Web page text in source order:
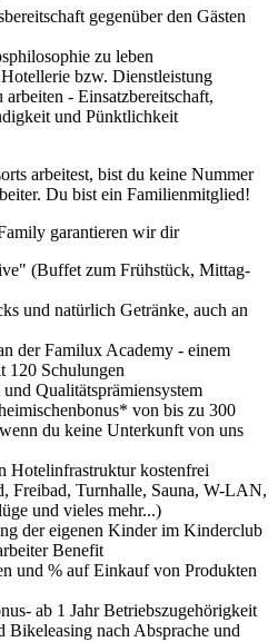
gegenüber den Gästen
zu leben
bzw. Dienstleistung
- Einsatzbereitschaft,
und Pünktlichkeit
arbeitest, bist du keine Nummer
Du bist ein Familienmitglied!
garantieren wir dir
(Buffet zum Frühstück, Mittag-
und natürlich Getränke, auch an
der Familux Academy - einem
120 Schulungen
Qualitätsprämiensystem
von bis zu 300
du keine Unterkunft von uns
Hotelinfrastruktur kostenfrei
Freibad, Turnhalle, Sauna, W-LAN,
und vieles mehr...)
der eigenen Kinder im Kinderclub
Benefit
und % auf Einkauf von Produkten
ab 1 Jahr Betriebszugehörigkeit
nach Absprache und